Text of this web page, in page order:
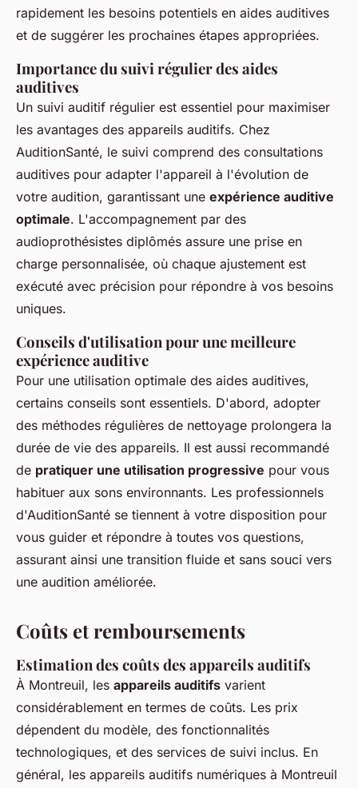
rapidement les besoins potentiels en aides auditives
et de suggérer les prochaines étapes appropriées.
Importance du suivi régulier des aides
auditives
Un suivi auditif régulier est essentiel pour maximiser
les avantages des appareils auditifs. Chez
AuditionSanté, le suivi comprend des consultations
auditives pour adapter l'appareil à l'évolution de
votre audition, garantissant une expérience auditive
optimale. L'accompagnement par des
audioprothésistes diplômés assure une prise en
charge personnalisée, où chaque ajustement est
exécuté avec précision pour répondre à vos besoins
uniques.
Conseils d'utilisation pour une meilleure
expérience auditive
Pour une utilisation optimale des aides auditives,
certains conseils sont essentiels. D'abord, adopter
des méthodes régulières de nettoyage prolongera la
durée de vie des appareils. Il est aussi recommandé
de pratiquer une utilisation progressive pour vous
habituer aux sons environnants. Les professionnels
d'AuditionSanté se tiennent à votre disposition pour
vous guider et répondre à toutes vos questions,
assurant ainsi une transition fluide et sans souci vers
une audition améliorée.
Coûts et remboursements
Estimation des coûts des appareils auditifs
À Montreuil, les appareils auditifs varient
considérablement en termes de coûts. Les prix
dépendent du modèle, des fonctionnalités
technologiques, et des services de suivi inclus. En
général, les appareils auditifs numériques à Montreuil